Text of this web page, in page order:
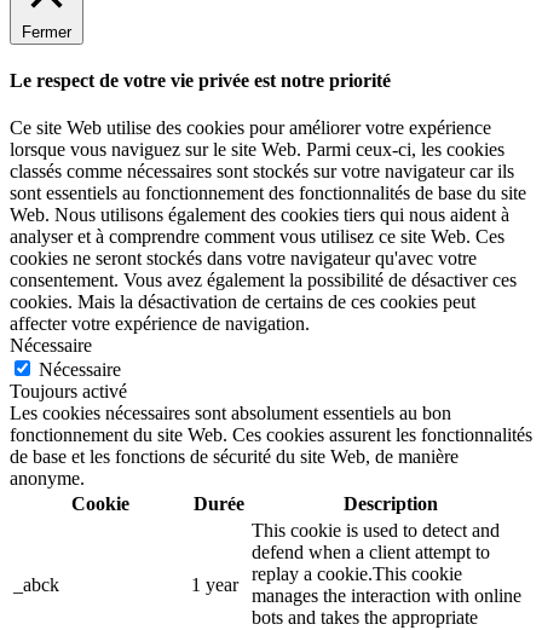
Fermer
Le respect de votre vie privée est notre priorité
Ce site Web utilise des cookies pour améliorer votre expérience
lorsque vous naviguez sur le site Web. Parmi ceux-ci, les cookies
classés comme nécessaires sont stockés sur votre navigateur car ils
sont essentiels au fonctionnement des fonctionnalités de base du site
Web. Nous utilisons également des cookies tiers qui nous aident à
analyser et à comprendre comment vous utilisez ce site Web. Ces
cookies ne seront stockés dans votre navigateur qu'avec votre
consentement. Vous avez également la possibilité de désactiver ces
cookies. Mais la désactivation de certains de ces cookies peut
affecter votre expérience de navigation.
Nécessaire
Nécessaire
Toujours activé
Les cookies nécessaires sont absolument essentiels au bon
fonctionnement du site Web. Ces cookies assurent les fonctionnalités
de base et les fonctions de sécurité du site Web, de manière
anonyme.
Cookie
Durée Description
_abck 1 year
This cookie is used to detect and
defend when a client attempt to
replay a cookie.This cookie
manages the interaction with online
bots and takes the appropriate